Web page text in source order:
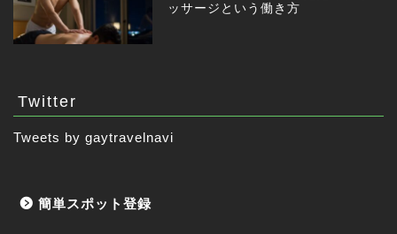
ッサージという働き方
Twitter
Tweets by gaytravelnavi
簡単スポット登録